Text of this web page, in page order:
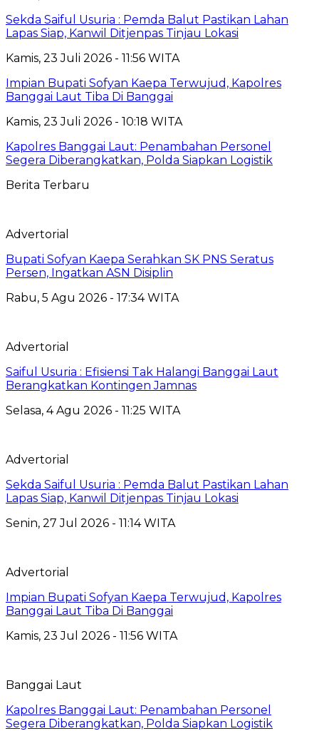
Sekda Saiful Usuria : Pemda Balut Pastikan Lahan
Lapas Siap, Kanwil Ditjenpas Tinjau Lokasi
Kamis, 23 Juli 2026 - 11:56 WITA
Impian Bupati Sofyan Kaepa Terwujud, Kapolres
Banggai Laut Tiba Di Banggai
Kamis, 23 Juli 2026 - 10:18 WITA
Kapolres Banggai Laut: Penambahan Personel
Segera Diberangkatkan, Polda Siapkan Logistik
Berita Terbaru
Advertorial
Bupati Sofyan Kaepa Serahkan SK PNS Seratus
Persen, Ingatkan ASN Disiplin
Rabu, 5 Agu 2026 - 17:34 WITA
Advertorial
Saiful Usuria : Efisiensi Tak Halangi Banggai Laut
Berangkatkan Kontingen Jamnas
Selasa, 4 Agu 2026 - 11:25 WITA
Advertorial
Sekda Saiful Usuria : Pemda Balut Pastikan Lahan
Lapas Siap, Kanwil Ditjenpas Tinjau Lokasi
Senin, 27 Jul 2026 - 11:14 WITA
Advertorial
Impian Bupati Sofyan Kaepa Terwujud, Kapolres
Banggai Laut Tiba Di Banggai
Kamis, 23 Jul 2026 - 11:56 WITA
Banggai Laut
Kapolres Banggai Laut: Penambahan Personel
Segera Diberangkatkan, Polda Siapkan Logistik